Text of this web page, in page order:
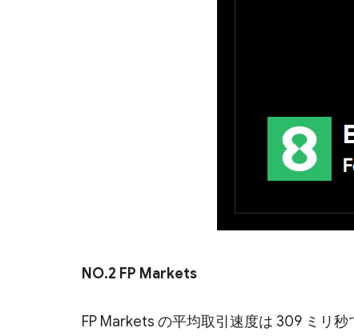
NO.2 FP Markets
FP Markets の平均取引速度は 309 ミリ